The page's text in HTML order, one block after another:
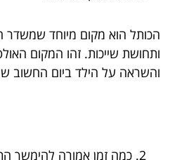
הכותל הוא מקום מיוחד שמשדר
ותחושת שייכות. זהו המקום
והשראה על הילד ביום החשוב
כמה זמן אמורה להימשך